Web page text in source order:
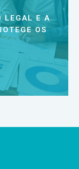
LEGAL E A
OS